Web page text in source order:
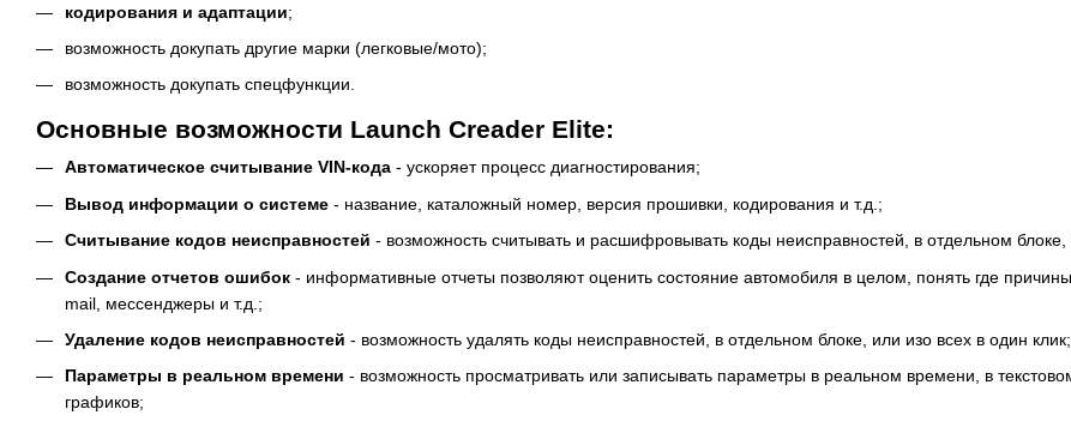
кодирования и адаптации;
возможность докупать другие марки (легковые/мото);
возможность докупать спецфункции.
Основные возможности Launch Creader Elite:
Автоматическое считывание VIN-кода - ускоряет процесс диагностирования;
Вывод информации о системе - название, каталожный номер, версия прошивки, кодирования и т.д.;
Считывание кодов неисправностей - возможность считывать и расшифровывать коды неисправностей, в отдельном блоке,
Создание отчетов ошибок - информативные отчеты позволяют оценить состояние автомобиля в целом, понять где
mail, мессенджеры и т.д.;
Удаление кодов неисправностей - возможность удалять коды неисправностей, в отдельном блоке, или изо всех в один клик;
Параметры в реальном времени - возможность просматривать или записывать параметры в реальном времени, в
графиков;